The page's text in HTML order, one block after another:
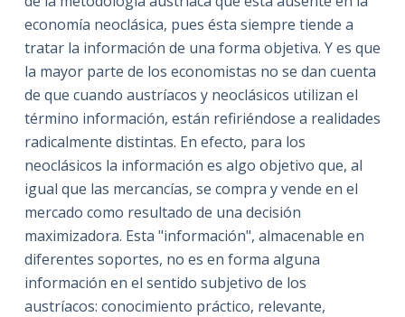
economía neoclásica, pues ésta siempre tiende a
tratar la información de una forma objetiva. Y es que
la mayor parte de los economistas no se dan cuenta
de que cuando austríacos y neoclásicos utilizan el
término información, están refiriéndose a realidades
radicalmente distintas. En efecto, para los
neoclásicos la información es algo objetivo que, al
igual que las mercancías, se compra y vende en el
mercado como resultado de una decisión
maximizadora. Esta "información", almacenable en
diferentes soportes, no es en forma alguna
información en el sentido subjetivo de los
austríacos: conocimiento práctico, relevante,